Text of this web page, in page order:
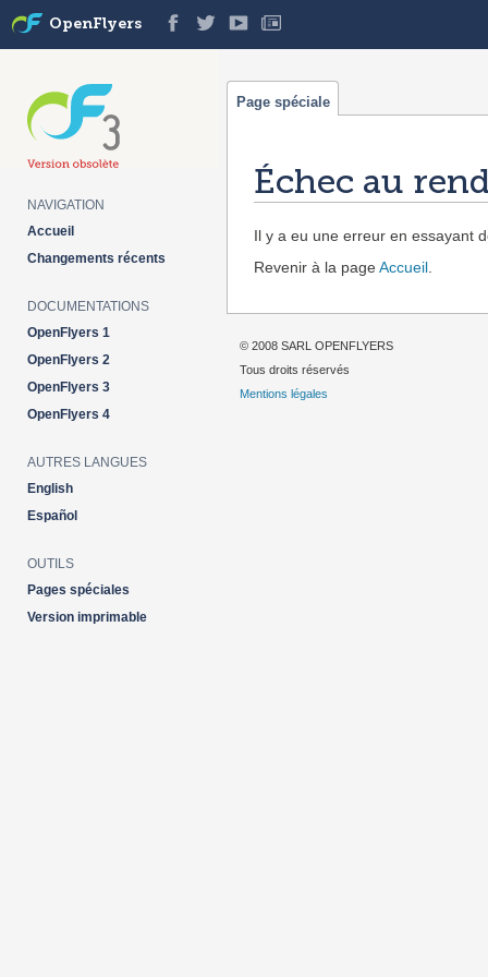
Échec au
Il y a eu une erreur en essayant
Revenir à la pageAccueil
Page spéciale
OpenFlyers
NAVIGATION
Accueil
Changements récents
DOCUMENTATIONS
OpenFlyers 1
OpenFlyers 2
OpenFlyers 3
OpenFlyers 4
AUTRES LANGUES
English
Español
OUTILS
Pages spéciales
Version imprimable
© 2008 SARL OPENFLYERS
Tous droits réservés
Mentions légales